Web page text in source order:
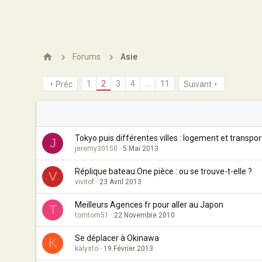
Forums Asie
Préc 1 2 3 4 11 Suivant
J Tokyo puis différentes villes : logement et
jeremy30150 5 Mai 2013
V Réplique bateau One pièce : ou se trouve-t-elle ?
vivitof 23 Avril 2013
T Meilleurs Agences fr pour aller au Japon
tomtom51 22 Novembre 2010
K Se déplacer à Okinawa
kalysto 19 Février 2013